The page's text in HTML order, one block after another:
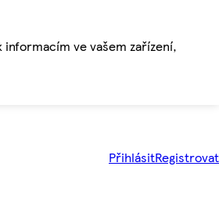
ve vašem zařízení,
PřihlásitRegistrovat